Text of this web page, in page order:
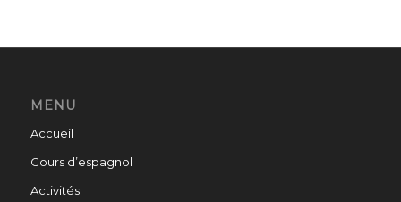
MENU
Accueil
Cours d’espagnol
Activités